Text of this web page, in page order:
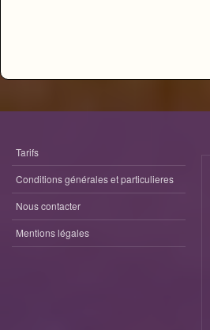
Tarifs
Conditions générales et particulieres
Nous contacter
Mentions légales